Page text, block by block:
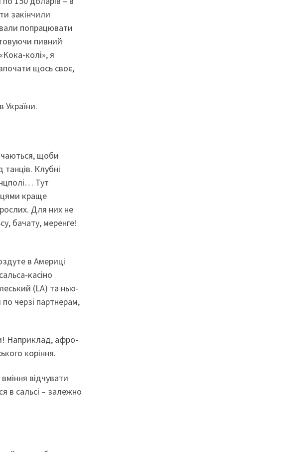
закінчили
попрацювати
пивний
колі», я
щось своє,
України.
щоби
Клубні
Тут
краще
Для них не
бачату, меренге!
в Америці
касіно
(LА) та нью-
черзі партнерам,
Наприклад, афро-
коріння.
відчувати
в сальсі – залежно